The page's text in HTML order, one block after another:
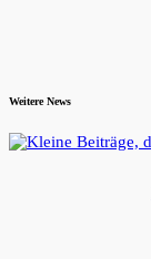
Weitere News